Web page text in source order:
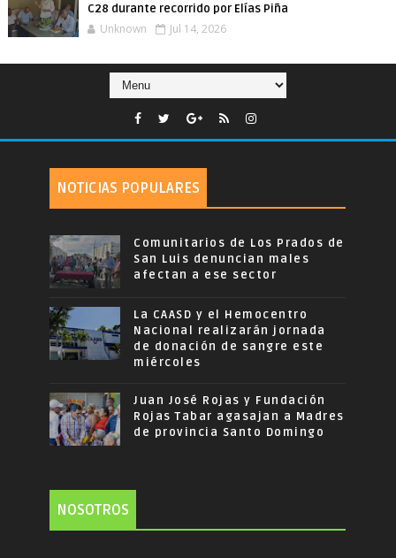
C28 durante recorrido por Elías Piña
Unknown Jul 14, 2026
NOTICIAS POPULARES
Comunitarios de Los Prados de
San Luis denuncian males
afectan a ese sector
La CAASD y el Hemocentro
Nacional realizarán jornada
de donación de sangre este
miércoles
Juan José Rojas y Fundación
Rojas Tabar agasajan a Madres
de provincia Santo Domingo
NOSOTROS